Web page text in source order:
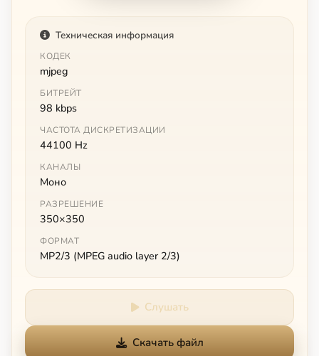
Техническая информация
КОДЕК
mjpeg
БИТРЕЙТ
98 kbps
ЧАСТОТА ДИСКРЕТИЗАЦИИ
44100 Hz
КАНАЛЫ
Моно
РАЗРЕШЕНИЕ
350×350
ФОРМАТ
MP2/3 (MPEG audio layer 2/3)
Слушать
Скачать файл